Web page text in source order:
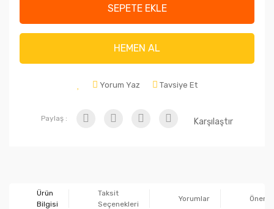
SEPETE EKLE
HEMEN AL
Yorum Yaz Tavsiye Et
Paylaş : Karşılaştır
Ürün
Bilgisi
Taksit
Seçenekleri
Yorumlar